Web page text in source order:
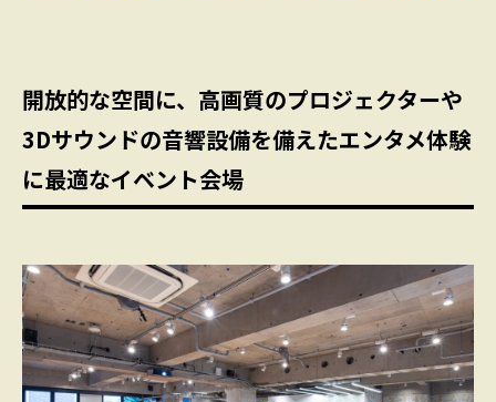
開放的な空間に、高画質のプロジェクターや
3Dサウンドの音響設備を備えたエンタメ体験
に最適なイベント会場